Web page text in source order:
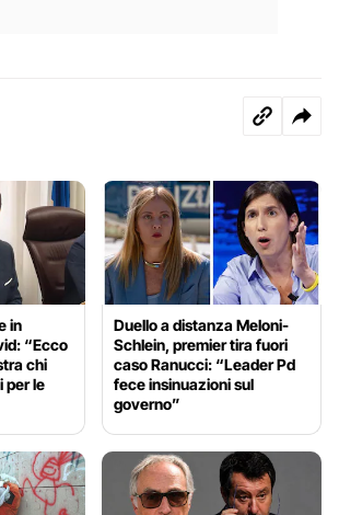
in
“Ecco
chi
per le
Duello a distanza Meloni-
Schlein, premier tira fuori
caso Ranucci: “Leader Pd
fece insinuazioni sul
governo”